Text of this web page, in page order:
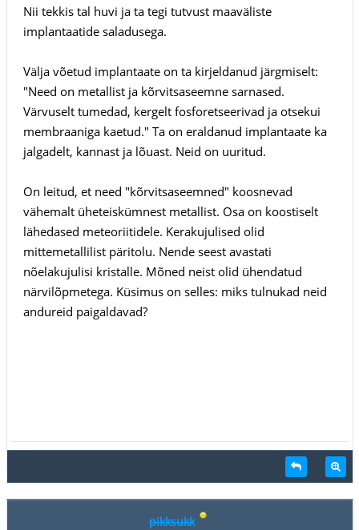
Nii tekkis tal huvi ja ta tegi tutvust maaväliste
implantaatide saladusega.
Välja võetud implantaate on ta kirjeldanud järgmiselt:
"Need on metallist ja kõrvitsaseemne sarnased.
Värvuselt tumedad, kergelt fosforetseerivad ja otsekui
membraaniga kaetud." Ta on eraldanud implantaate ka
jalgadelt, kannast ja lõuast. Neid on uuritud.
On leitud, et need "kõrvitsaseemned" koosnevad
vähemalt üheteiskümnest metallist. Osa on koostiselt
lähedased meteoriitidele. Kerakujulised olid
mittemetallilist päritolu. Nende seest avastati
nõelakujulisi kristalle. Mõned neist olid ühendatud
närvilõpmetega. Küsimus on selles: miks tulnukad neid
andureid paigaldavad?
pikksukk